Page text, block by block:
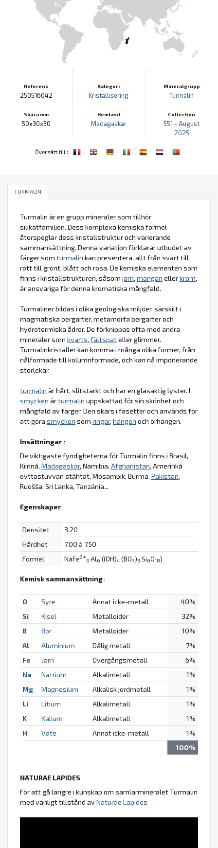
Referens
250516042
Skära mm
50x30x30
Kategori
Kristallisering
Hemland
Madagaskar
Mineralgrupp
Turmalin
Collection
551 - August
2025
Översätt till :
TURMALIN
Turmalin är en grupp mineraler som tillhör
silikatfamiljen. Dess komplexa kemiska formel
återspeglar dess kristallstruktur och varierande
sammansättning. Denna variation förklarar utbudet av
färger som turmalin kan presentera, allt från svart till
rött till grönt, blått och rosa. De kemiska elementen som
finns i kristallstrukturen, såsom järn, mangan ellerkrom,
är ansvariga för denna kromatiska mångfald.
Turmaliner bildas i olika geologiska miljöer, särskilt i
magmatiska bergarter, metamorfa bergarter och
hydrotermiska ådror. De förknippas ofta med andra
mineraler som kvarts, fältspateller glimmer.
Turmalinkristaller kan komma i många olika former, från
nålformade till kolumnformade, och kan nå imponerande
storlekar.
turmalin är hårt, slitstarkt och har en glasaktig lyster. I
smycken ärturmalin uppskattad för sin skönhet och
mångfald av färger. Den skärs i fasetter och används för
att göra smycken som ringar, hängen och örhängen.
Insättningar :
De viktigaste fyndigheterna för Turmalin finns i Brasil,
Kiinná, Madagaskar, Namibia, Afghanistan, Amerihká
ovttastuvvan stáhtat, Mosambik, Burma, Pakistan,
Ruošša, Sri Lanka, Tanzánia...
Egenskaper:
Densitet
3.20
Hårdhet
7.00 à 7.50
Formel
NaFe2+
3 Al6 ((OH)4 (BO3)3 Si6O18)
Kemisk sammansättning:
O Syre Annat icke-metall
40%
Si
Kisel Metalloider
32%
B
Bor Metalloider
10%
Al
Aluminium Dålig metall
7%
Fe
Järn Övergångsmetall
6%
Na
Natrium Alkalimetall
1%
Mg
Magnesium Alkalisk jordmetall
1%
Li
Litium Alkalimetall
1%
K
Kalium Alkalimetall
1%
H
Väte Annat icke-metall
1%
100%
NATURAE LAPIDES
För att gå längre i kunskap om samlarmineralet Turmalin
med vänligt tillstånd avNaturae Lapides